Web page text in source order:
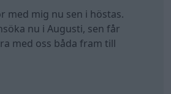
med mig nu sen i höstas.
nu i Augusti, sen får
med oss båda fram till